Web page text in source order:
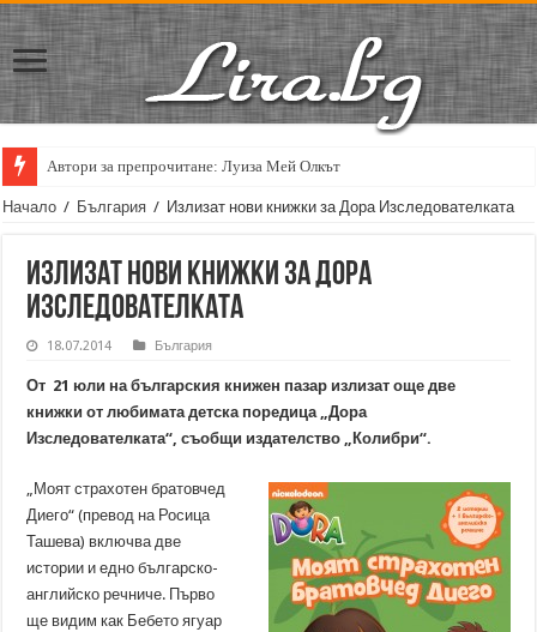
Автори за препрочитане: Луиза Мей Олкът
Начало / България / Излизат нови книжки за Дора Изследователката
Излизат нови книжки за Дора
Изследователката
18.07.2014 България
От 21 юли на българския книжен пазар излизат още две
книжки от любимата детска поредица „Дора
Изследователката“, съобщи издателство „Колибри“.
„Моят страхотен братовчед
Диего“ (превод на Росица
Ташева) включва две
истории и едно българско-
английско речниче. Първо
ще видим как Бебето ягуар